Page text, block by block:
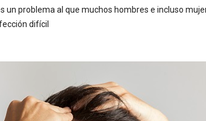
un problema al que muchos hombres e incluso
difícil